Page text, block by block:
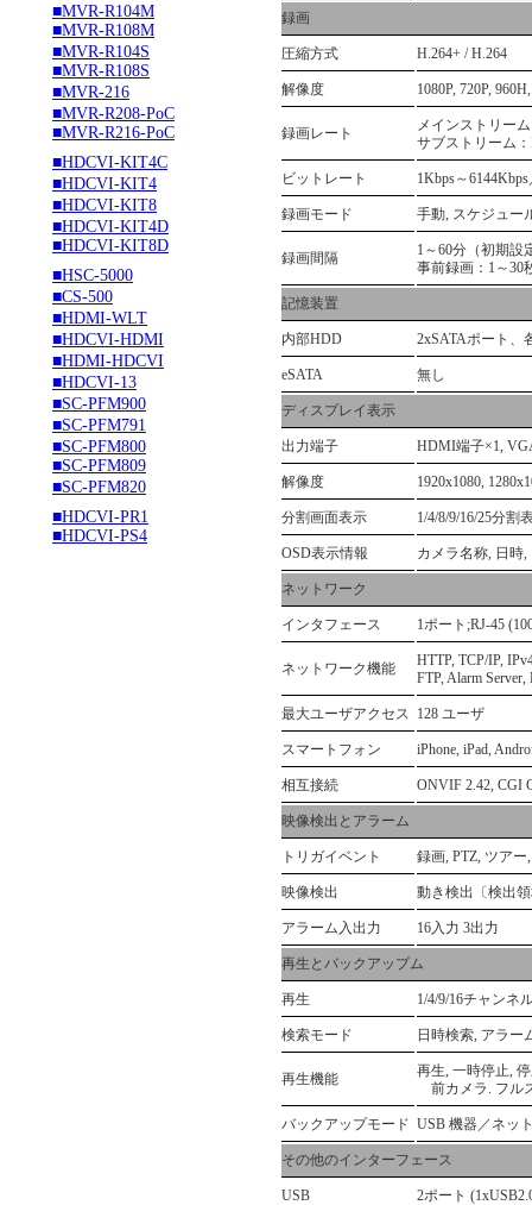
■MVR-R104M
■MVR-R108M
■MVR-R104S
■MVR-R108S
■MVR-216
■MVR-R208-PoC
■MVR-R216-PoC
■HDCVI-KIT4C
■HDCVI-KIT4
■HDCVI-KIT8
■HDCVI-KIT4D
■HDCVI-KIT8D
■HSC-5000
■CS-500
■HDMI-WLT
■HDCVI-HDMI
■HDMI-HDCVI
■HDCVI-13
■SC-PFM900
■SC-PFM791
■SC-PFM800
■SC-PFM809
■SC-PFM820
■HDCVI-PR1
■HDCVI-PS4
録画
圧縮方式 H.264+ / H.264
解像度 1080P, 720P,
録画レート
メインストリー
サブストリーム：
ビットレート 1Kbps～
録画モード 手動, スケジュー
録画間隔
1～60分（初期設
事前録画：1～30
記憶装置
内部HDD 2xSATAポート、
eSATA 無し
ディスプレイ表示
出力端子 HDMI端子×1,
解像度 1920x1080,
分割画面表示 1/4/8/9/16/25分割
OSD表示情報 カメラ名称, 日時
ネットワーク
インタフェース 1ポート;RJ-45
ネットワーク機能
HTTP, TCP/IP,
FTP, Alarm Server,
最大ユーザアクセス 128 ユーザ
スマートフォン iPhone, iPad,
相互接続 ONVIF 2.42, CGI
映像検出とアラーム
トリガイベント 録画, PTZ, ツア
映像検出 動き検出〔検出
アラーム入出力 16入力 3出力
再生とバックアップム
再生 1/4/9/16チャンネ
検索モード 日時検索, アラー
再生機能
再生, 一時停止,
前カメラ. フル
バックアップモード USB 機器／ネッ
その他のインターフェース
USB 2ポート